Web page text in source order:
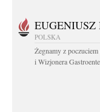
EUGENIUSZ
POLSKA
Żegnamy z
i Wizjonera